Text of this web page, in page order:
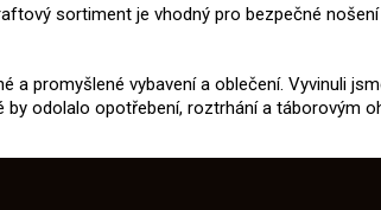
sortiment je vhodný pro bezpečné
promyšlené vybavení a oblečení. Vyvinuli
odolalo opotřebení, roztrhání a táborovým